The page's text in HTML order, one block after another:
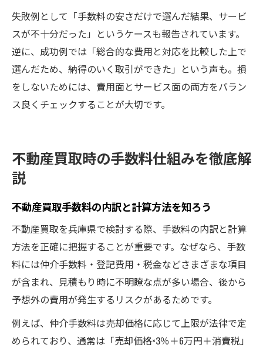
失敗例として「手数料の安さだけで選んだ結果、サービ
スが不十分だった」というケースも報告されています。
逆に、成功例では「総合的な費用と対応を比較した上で
選んだため、納得のいく取引ができた」という声も。損
をしないためには、費用面とサービス面の両方をバラン
ス良くチェックすることが大切です。
不動産買取時の手数料仕組みを徹底解
説
不動産買取手数料の内訳と計算方法を知ろう
不動産買取を兵庫県で検討する際、手数料の内訳と計算
方法を正確に把握することが重要です。なぜなら、手数
料には仲介手数料・登記費用・税金などさまざまな項目
が含まれ、見積もり時に不明瞭な点が多い場合、後から
予想外の費用が発生するリスクがあるためです。
例えば、仲介手数料は売却価格に応じて上限が法律で定
められており、通常は「売却価格×3％＋6万円＋消費税」